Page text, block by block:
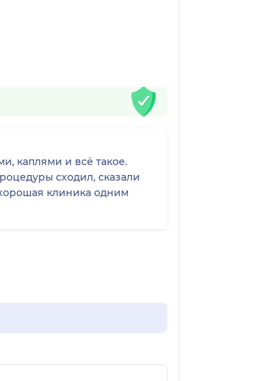
каплями и всё такое.
сходил, сказали
клиника одним